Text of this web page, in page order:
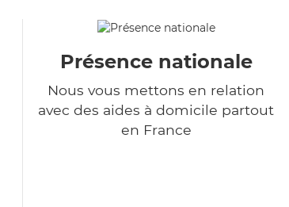
Présence nationale
Nous vous mettons en relation
avec des aides à domicile partout
en France